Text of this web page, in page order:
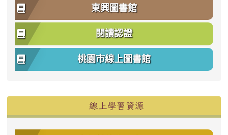
東興圖書館
閱讀認證
桃園市線上圖書館
線上學習資源